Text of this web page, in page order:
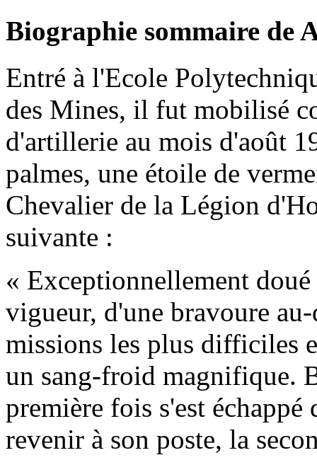
Biographie sommaire de
Entré à l'Ecole
des Mines, il fut mobilisé
d'artillerie au mois d'août
palmes, une étoile de
Chevalier de la Légion
suivante :
« Exceptionnellement
vigueur, d'une bravoure
missions les plus difficiles
un sang-froid magnifique.
première fois s'est
revenir à son poste, la